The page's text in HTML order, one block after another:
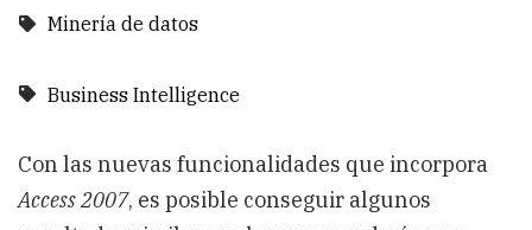
Minería de datos
Business Intelligence
Con las nuevas funcionalidades que incorpora
Access 2007, es posible conseguir algunos